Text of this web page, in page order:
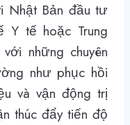
Nhật Bản đầu tư
Y tế hoặc Trung
những chuyên
như phục hồi
và vận động trị
thúc đẩy tiến độ